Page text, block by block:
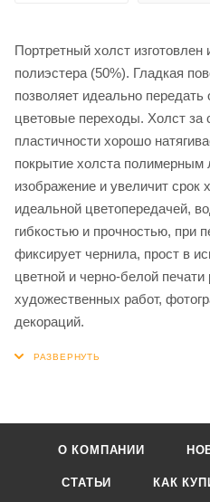
Портретный холст изготовлен
полиэстера (50%). Гладкая
позволяет идеально передать
цветовые переходы. Холст за
пластичности хорошо
покрытие холста полимерным
изображение и увеличит срок
идеальной цветопередачей,
гибкостью и прочностью, при
фиксирует чернила, прост в
цветной и черно-белой печати
художественных работ,
декораций.
О КОМПАНИИ
СТАТЬИ КАК